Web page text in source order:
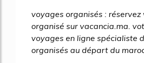
voyages organisés :
organisé sur vacancia.ma.
voyages en ligne spécialiste
organisés au départ du